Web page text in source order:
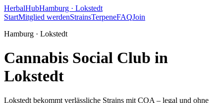
HerbalHubHamburg · Lokstedt
StartMitglied werdenStrainsTerpeneFAQJoin
Hamburg · Lokstedt
Cannabis Social Club in
Lokstedt
Lokstedt bekommt verlässliche Strains mit COA – legal und ohne